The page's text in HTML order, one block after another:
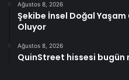
Ağustos 8, 2026
Şekibe İnsel Doğal
Oluyor
Ağustos 8, 2026
QuinStreet hissesi bugün